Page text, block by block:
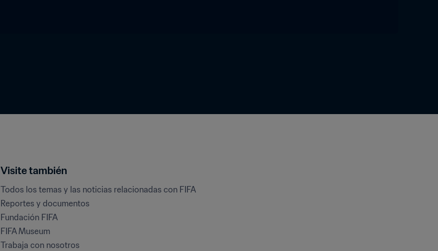
Visite también
Todos los temas y las noticias relacionadas con FIFA
Reportes y documentos
Fundación FIFA
FIFA Museum
Trabaja con nosotros